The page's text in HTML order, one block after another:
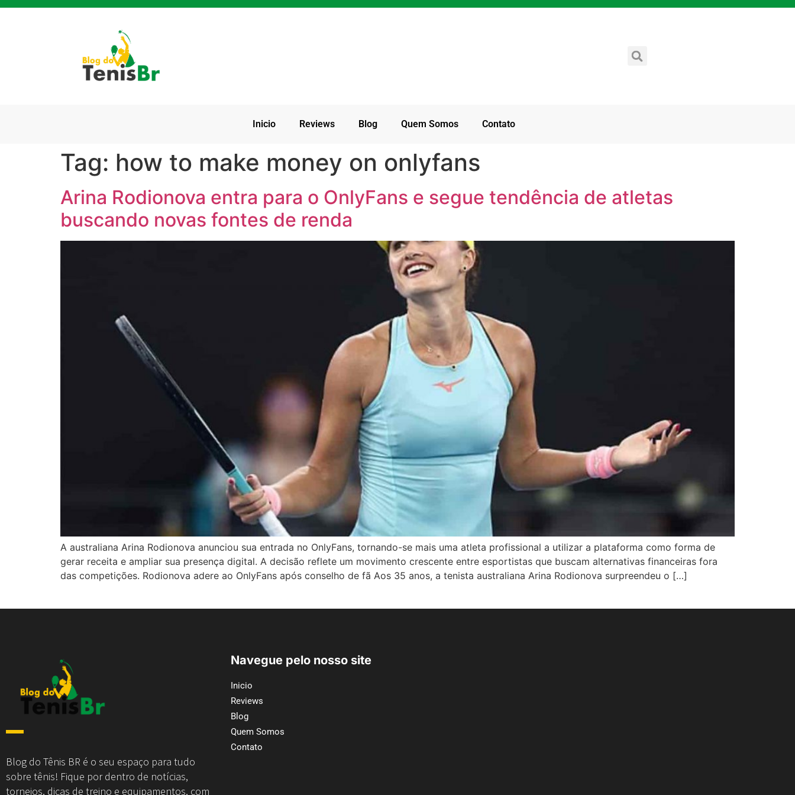
Inicio Reviews Blog Quem Somos Contato
Tag: how to make money on onlyfans
Arina Rodionova entra para o OnlyFans e segue tendência de atletas
buscando novas fontes de renda
A australiana Arina Rodionova anunciou sua entrada no OnlyFans, tornando-se mais uma atleta profissional a utilizar a plataforma como forma de
gerar receita e ampliar sua presença digital. A decisão reflete um movimento crescente entre esportistas que buscam alternativas financeiras fora
das competições. Rodionova adere ao OnlyFans após conselho de fã Aos 35 anos, a tenista australiana Arina Rodionova surpreendeu o […]
Blog do Tênis BR é o seu espaço para tudo
sobre tênis! Fique por dentro de notícias,
torneios, dicas de treino e equipamentos, com
Navegue pelo nosso site
Inicio
Reviews
Blog
Quem Somos
Contato